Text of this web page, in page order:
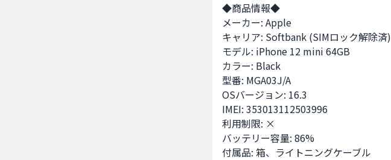
◆商品情報◆
メーカー: Apple
キャリア: Softbank (SIMロック解除済)
モデル: iPhone 12 mini 64GB
カラー: Black
型番: MGA03J/A
OSバージョン: 16.3
IMEI: 353013112503996
利用制限: ×
バッテリー容量: 86%
付属品: 箱、ライトニングケーブル